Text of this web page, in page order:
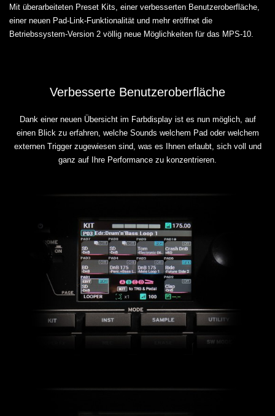
Mit überarbeiteten Preset Kits, einer verbesserten Benutzeroberfläche,
einer neuen Pad-Link-Funktionalität und mehr eröffnet die
Betriebssystem-Version 2 völlig neue Möglichkeiten für das MPS-10.
Verbesserte Benutzeroberfläche
Dank einer neuen Übersicht im Farbdisplay ist es nun möglich, auf
einen Blick zu erfahren, welche Sounds welchem Pad oder welchem
externen Trigger zugewiesen sind, was es Ihnen erlaubt, sich voll und
ganz auf Ihre Performance zu konzentrieren.